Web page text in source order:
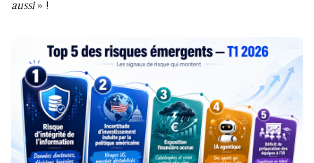
aussi» !